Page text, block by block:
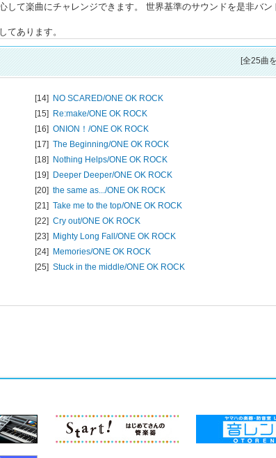
して楽曲にチャレンジできます。 世界基準のサウンドを是非バン
てあります。
[全25曲
[14] NO SCARED/ONE OK ROCK
[15] Re:make/ONE OK ROCK
[16] ONION！/ONE OK ROCK
[17] The Beginning/ONE OK ROCK
[18] Nothing Helps/ONE OK ROCK
[19] Deeper Deeper/ONE OK ROCK
[20] the same as.../ONE OK ROCK
[21] Take me to the top/ONE OK ROCK
[22] Cry out/ONE OK ROCK
[23] Mighty Long Fall/ONE OK ROCK
[24] Memories/ONE OK ROCK
[25] Stuck in the middle/ONE OK ROCK